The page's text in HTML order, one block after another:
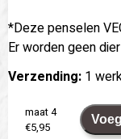
*Deze penselen
Er worden geen
Verzending: 1
maat 4
€5,95